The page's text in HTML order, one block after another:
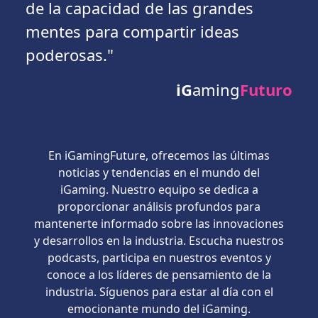
de la capacidad de las grandes
mentes para compartir ideas
poderosas."
iGamingFuturo
En iGamingFuture, ofrecemos las últimas
noticias y tendencias en el mundo del
iGaming. Nuestro equipo se dedica a
proporcionar análisis profundos para
mantenerte informado sobre las innovaciones
y desarrollos en la industria. Escucha nuestros
podcasts, participa en nuestros eventos y
conoce a los líderes de pensamiento de la
industria. Síguenos para estar al día con el
emocionante mundo del iGaming.